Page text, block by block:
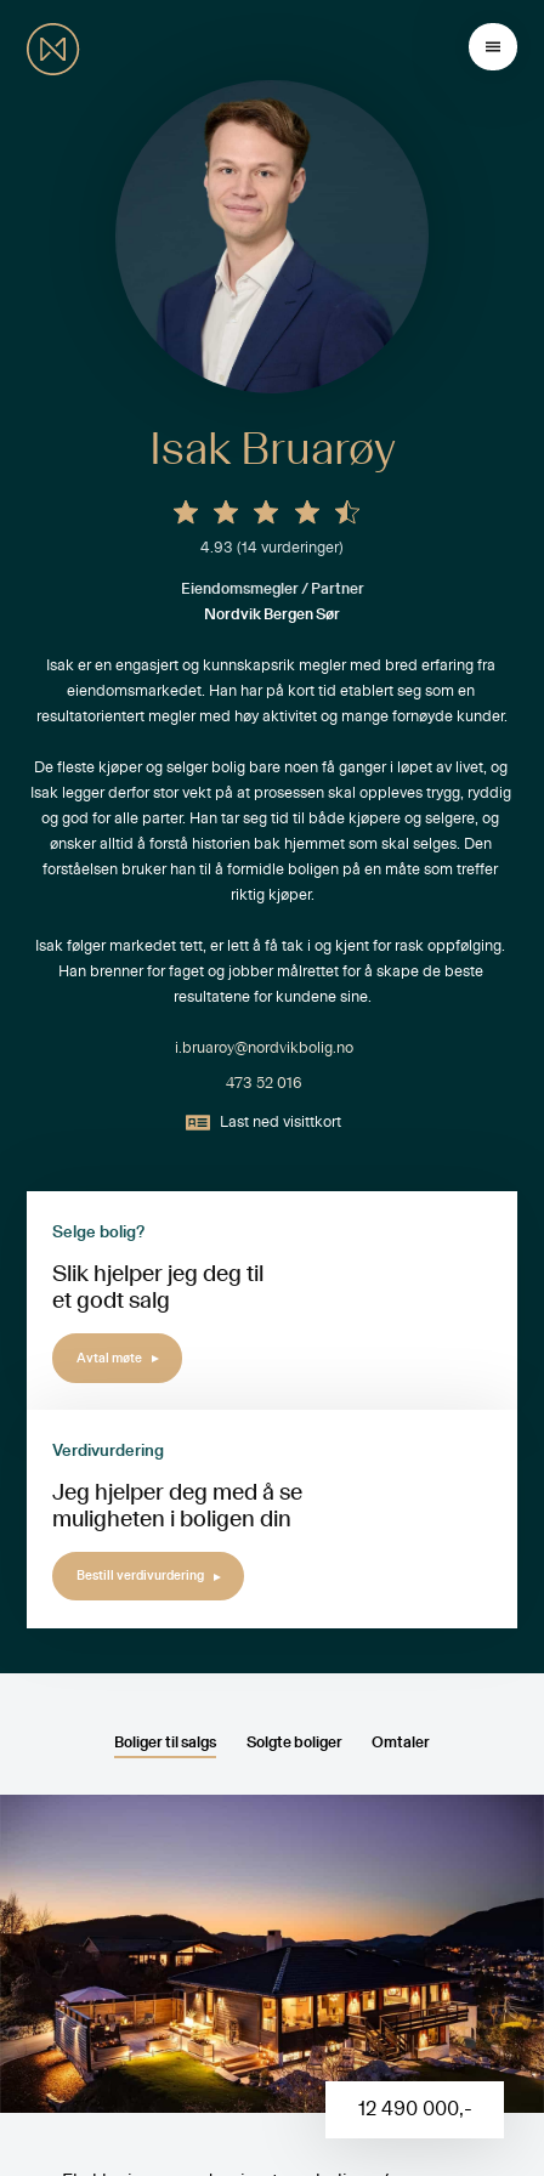
Isak Bruarøy
4.93 (14 vurderinger)
Eiendomsmegler / Partner
Nordvik Bergen Sør
Isak er en engasjert og kunnskapsrik megler med bred erfaring fra
eiendomsmarkedet. Han har på kort tid etablert seg som en
resultatorientert megler med høy aktivitet og mange fornøyde kunder.
De fleste kjøper og selger bolig bare noen få ganger i løpet av livet, og
Isak legger derfor stor vekt på at prosessen skal oppleves trygg, ryddig
og god for alle parter. Han tar seg tid til både kjøpere og selgere, og
ønsker alltid å forstå historien bak hjemmet som skal selges. Den
forståelsen bruker han til å formidle boligen på en måte som treffer
riktig kjøper.
Isak følger markedet tett, er lett å få tak i og kjent for rask oppfølging.
Han brenner for faget og jobber målrettet for å skape de beste
resultatene for kundene sine.
i.bruaroy@nordvikbolig.no
473 52 016
Last ned visittkort
Selge bolig?
Slik hjelper jeg deg til
et godt salg
Avtal møte
Verdivurdering
Jeg hjelper deg med å se
muligheten i boligen din
Bestill verdivurdering
Boliger til salgs Solgte boliger Omtaler
12 490 000,-